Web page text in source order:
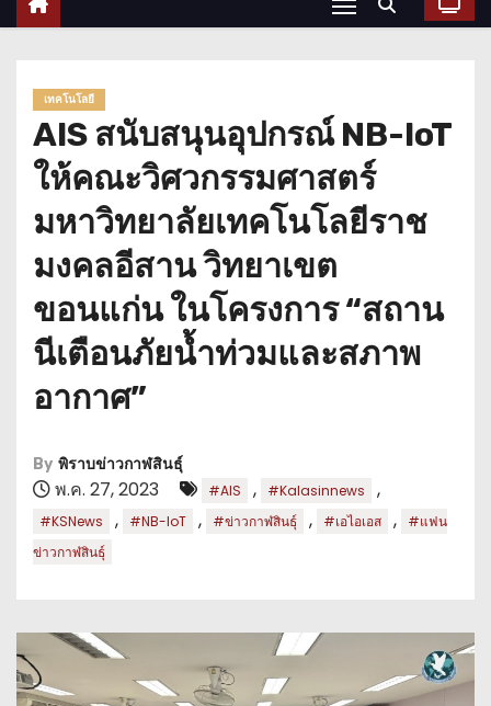
เทคโนโลยี
AIS สนับสนุนอุปกรณ์ NB-IoT
ให้คณะวิศวกรรมศาสตร์
มหาวิทยาลัยเทคโนโลยีราช
มงคลอีสาน วิทยาเขต
ขอนแก่น ในโครงการ “สถาน
นีเตือนภัยน้ำท่วมและสภาพ
อากาศ”
By พิราบข่าวกาฬสินธุ์
พ.ค. 27, 2023 #AIS , #Kalasinnews ,
#KSNews , #NB-IoT , #ข่าวกาฬสินธุ์ , #เอไอเอส ,
#แฟน
ข่าวกาฬสินธุ์